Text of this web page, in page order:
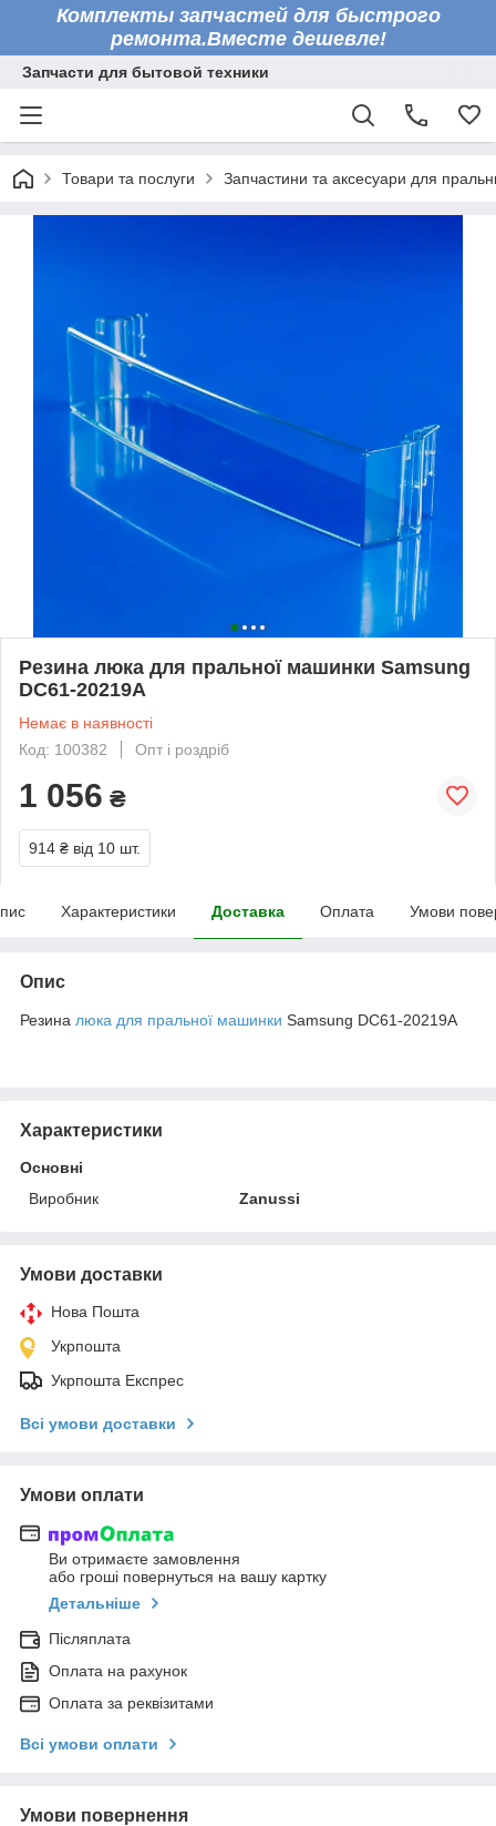
Комплекты запчастей для быстрого
ремонта.Вместе дешевле!
Запчасти для бытовой техники
Товари та послуги Запчастини та аксесуари для
Резина люка для пральної машинки Samsung
DC61-20219A
Немає в наявності
Код: 100382
Опт і роздріб
1 056 ₴
914 ₴ від 10 шт.
Характеристики Доставка Оплата Умови
Опис
Резина люка для пральної машинки Samsung DC61-20219A
Характеристики
Основні
Виробник
Zanussi
Умови доставки
Нова Пошта
Укрпошта
Укрпошта Експрес
Всі умови доставки
Умови оплати
Ви отримаєте замовлення
або гроші повернуться на вашу картку
Детальніше
Післяплата
Оплата на рахунок
Оплата за реквізитами
Всі умови оплати
Умови повернення